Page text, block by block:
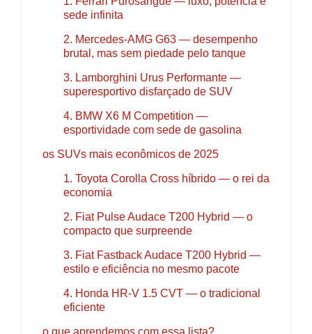
sede infinita
2. Mercedes-AMG G63 — desempenho
brutal, mas sem piedade pelo tanque
3. Lamborghini Urus Performante —
superesportivo disfarçado de SUV
4. BMW X6 M Competition —
esportividade com sede de gasolina
os SUVs mais econômicos de 2025
1. Toyota Corolla Cross híbrido — o rei da
economia
2. Fiat Pulse Audace T200 Hybrid — o
compacto que surpreende
3. Fiat Fastback Audace T200 Hybrid —
estilo e eficiência no mesmo pacote
4. Honda HR-V 1.5 CVT — o tradicional
eficiente
o que aprendemos com essa lista?